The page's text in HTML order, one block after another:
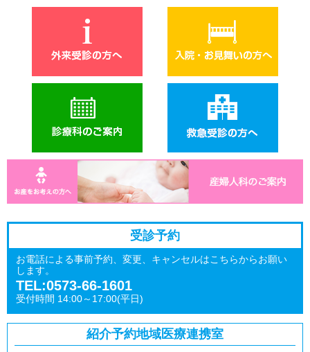
受診予約
お電話による事前予約、変更、キャンセルはこちらからお願い
します。
TEL:0573-66-1601
受付時間 14:00～17:00(平日)
紹介予約地域医療連携室